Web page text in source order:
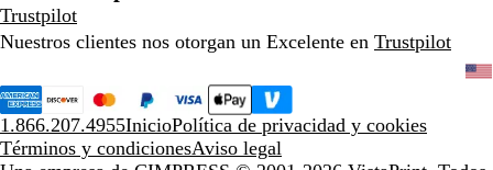
Trustpilot
Nuestros clientes nos otorgan un Excelente en Trustpilot
1.866.207.4955InicioPolítica de privacidad y cookies
Términos y condicionesAviso legal